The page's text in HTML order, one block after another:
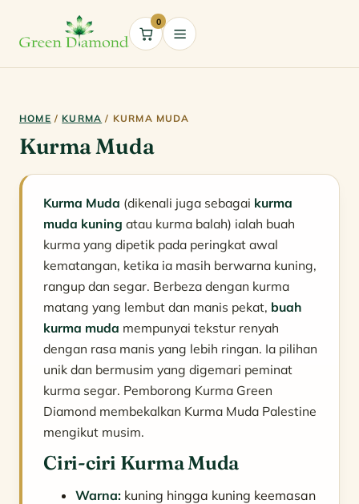
Cart
0
HOME / KURMA / KURMA MUDA
Kurma Muda
Kurma Muda (dikenali juga sebagai kurma
muda kuning atau kurma balah) ialah buah
kurma yang dipetik pada peringkat awal
kematangan, ketika ia masih berwarna kuning,
rangup dan segar. Berbeza dengan kurma
matang yang lembut dan manis pekat, buah
kurma muda mempunyai tekstur renyah
dengan rasa manis yang lebih ringan. Ia pilihan
unik dan bermusim yang digemari peminat
kurma segar. Pemborong Kurma Green
Diamond membekalkan Kurma Muda Palestine
mengikut musim.
Ciri-ciri Kurma Muda
Warna: kuning hingga kuning keemasan